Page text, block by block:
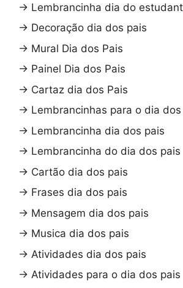
→ Lembrancinha dia do
→ Decoração dia dos pais
→ Mural Dia dos Pais
→ Painel Dia dos Pais
→ Cartaz dia dos Pais
→ Lembrancinhas para o dia dos
→ Lembrancinha dia dos pais
→ Lembrancinha do dia dos pais
→ Cartão dia dos pais
→ Frases dia dos pais
→ Mensagem dia dos pais
→ Musica dia dos pais
→ Atividades dia dos pais
→ Atividades para o dia dos pais